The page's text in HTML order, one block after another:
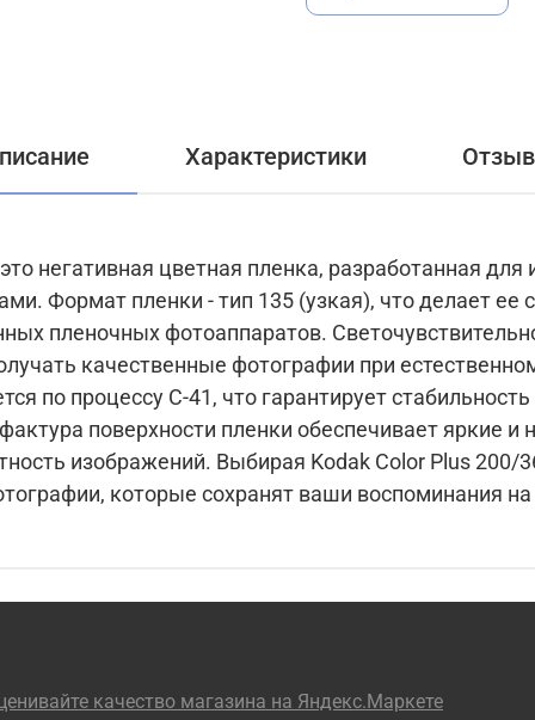
Характеристики
негативная цветная пленка, разработанная
с
Светочувствительность пленки составляет
качественные фотографии при
по процессу С-41, что гарантирует
Kodak Color Plus 200/36, вы получаете
которые сохранят ваши воспоминания